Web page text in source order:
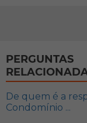
PERGUNTAS
De quem é a
Condomínio ...